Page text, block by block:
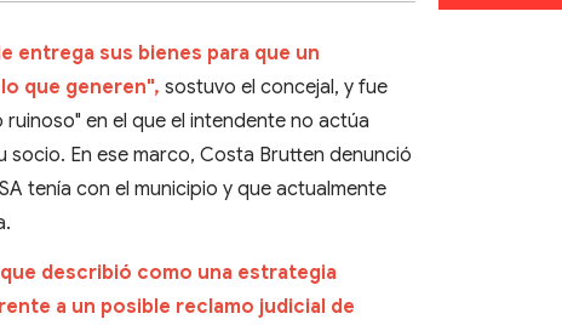
entrega sus bienes para que un
que generen", sostuvo el concejal, y fue
en el que el intendente no actúa
En ese marco, Costa Brutten denunció
tenía con el municipio y que actualmente
describió como una estrategia
a un posible reclamo judicial de